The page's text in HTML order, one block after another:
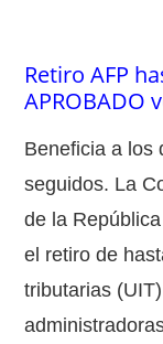
Retiro AFP
APROBADO
Beneficia a los
seguidos. La
de la
el retiro de
tributarias